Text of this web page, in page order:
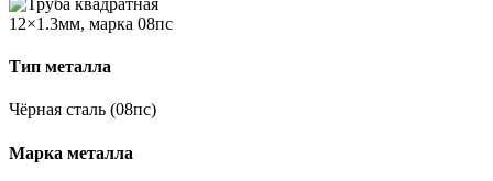
Тип металла
Чёрная сталь (08пс)
Марка металла